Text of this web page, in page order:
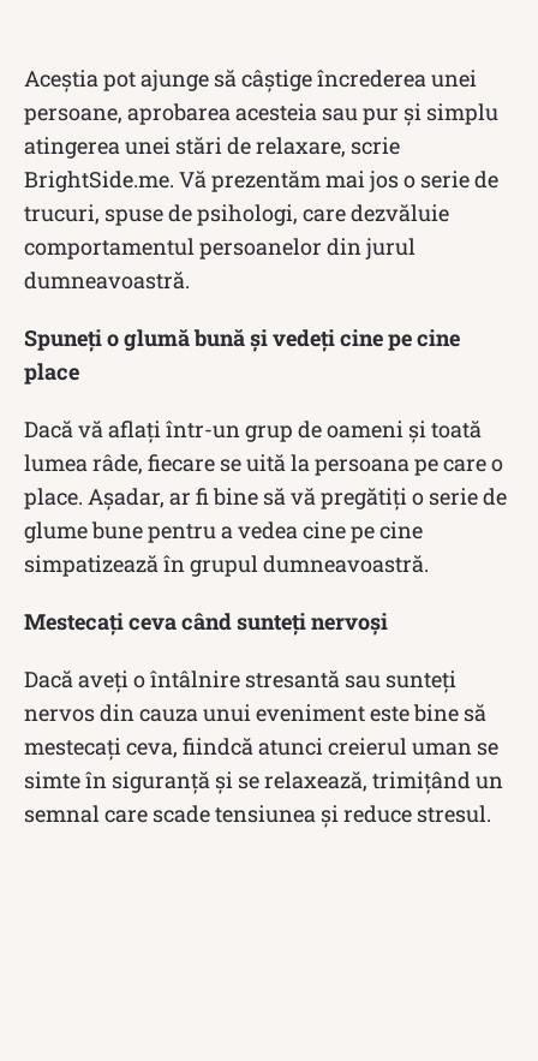
Aceştia pot ajunge să câştige încrederea unei
persoane, aprobarea acesteia sau pur şi simplu
atingerea unei stări de relaxare, scrie
BrightSide.me. Vă prezentăm mai jos o serie de
trucuri, spuse de psihologi, care dezvăluie
comportamentul persoanelor din jurul
dumneavoastră.
Spuneți o glumă bună și vedeți cine pe cine
place
Dacă vă aflați într-un grup de oameni și toată
lumea râde, fiecare se uită la persoana pe care o
place. Așadar, ar fi bine să vă pregătiți o serie de
glume bune pentru a vedea cine pe cine
simpatizează în grupul dumneavoastră.
Mestecați ceva când sunteți nervoși
Dacă aveți o întâlnire stresantă sau sunteți
nervos din cauza unui eveniment este bine să
mestecați ceva, fiindcă atunci creierul uman se
simte în siguranţă şi se relaxează, trimiţând un
semnal care scade tensiunea şi reduce stresul.